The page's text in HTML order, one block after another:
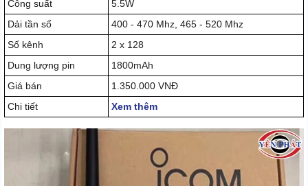
Công suất
5.5W
Dải tần số
400 - 470 Mhz, 465 - 520 Mhz
Số kênh
2 x 128
Dung lượng pin
1800mAh
Giá bán
1.350.000 VNĐ
Chi tiết
Xem thêm